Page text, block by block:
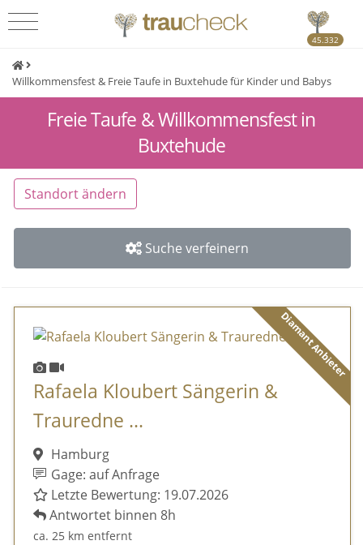
45.332
Willkommensfest & Freie Taufe in Buxtehude für Kinder und Babys
Freie Taufe & Willkommensfest in
Buxtehude
Standort ändern
Suche verfeinern
Diamant Anbieter
Rafaela Kloubert Sängerin &
Trauredne ...
Hamburg
Gage: auf Anfrage
Letzte Bewertung: 19.07.2026
Antwortet binnen 8h
ca. 25 km entfernt